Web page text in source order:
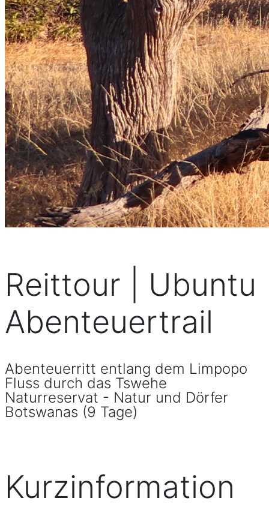
Reittour | Ubuntu
Abenteuertrail
Abenteuerritt entlang dem Limpopo
Fluss durch das Tswehe
Naturreservat - Natur und Dörfer
Botswanas (9 Tage)
Kurzinformation